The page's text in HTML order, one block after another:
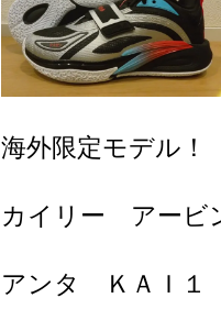
海外限定モデル！
カイリー アービ
アンタ ＫＡＩ